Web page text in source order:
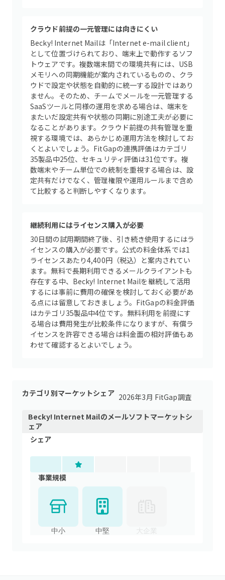
クラウド前提の一元管理には向きにくい
Becky! Internet Mailは「Internet e-mail client」
として位置づけられており、端末上で動作するソフ
トウェアです。複数端末間での環境共有には、USB
メモリへの同期機能が案内されているものの、クラ
ウドで設定や状態を自動的に統一する設計ではあり
ません。そのため、チームでメールを一元管理する
SaaSツールと同様の運用を求める場合は、端末を
またいだ設定共有や状態の同期に別途工夫が必要に
なることがあります。クラウド前提の共有管理を重
視する環境では、あらかじめ運用方法を検討してお
くとよいでしょう。FitGapの連携評価はカテゴリ
35製品中25位、セキュリティ評価は31位です。複
数端末やチーム単位での統制を重視する場合は、設
定共有だけでなく、管理権限や運用ルールまで含め
て比較すると判断しやすくなります。
継続利用にはライセンス購入が必要
30日間の試用期間終了後、引き続き使用するにはラ
イセンスの購入が必要です。公式の料金体系では1
ライセンスあたり4,400円（税込）と案内されてい
ます。無料で長期利用できるメールクライアントも
存在する中、Becky! Internet Mailを継続して活用
するには事前に費用の確保を検討しておく必要があ
る点には留意しておきましょう。FitGapの料金評価
はカテゴリ35製品中4位です。無料利用を前提にす
る場合は費用発生が比較条件になりますが、有償ラ
イセンスを許容できる場合は料金面の相対評価もあ
わせて確認するとよいでしょう。
カテゴリ別マーケットシェア 2026年3月 FitGap調査
Becky! Internet Mailのメールソフトマーケットシ
ェア
シェア
事業規模
中小 中堅 大企業